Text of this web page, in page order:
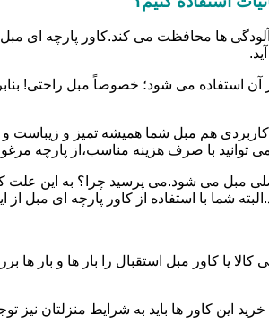
آلودگی ها محافظت می کند.کاور پارچه ای
آن استفاده می شود؛ خصوصاً مبل راحتی!
هم مبل شما همیشه تمیز و
توانید با صرف هزینه مناسب،از پارچه
اصلی مبل می شود.می پرسید چرا؟ به
شما با استفاده از کاور پارچه ای مبل از
یا کاور مبل استقبال را بار ها و بار ها
این کاور ها باید به شرایط منزلتان نیز